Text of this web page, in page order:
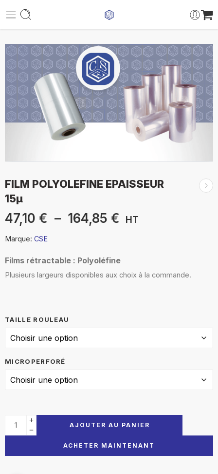
FILM POLYOLEFINE EPAISSEUR
15µ
47,10 € – 164,85 € HT
Marque: CSE
Films rétractable : Polyoléfine
Plusieurs largeurs disponibles aux choix à la commande.
TAILLE ROULEAU
MICROPERFORÉ
AJOUTER AU PANIER
ACHETER MAINTENANT